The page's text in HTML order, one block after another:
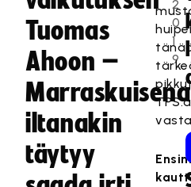
Tuomas
Ahoon –
Marraskuisena
iltanakin
täytyy
2
0
1
9